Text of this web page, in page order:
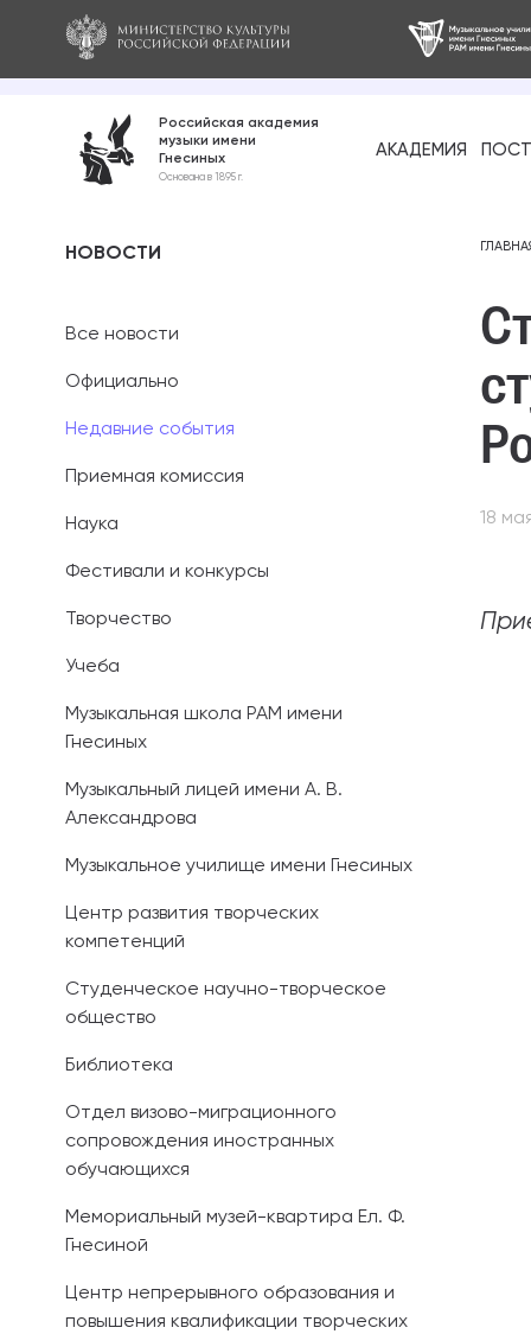
Российская академия
музыки имени
Гнесиных
Основана в 1895 г.
АКАДЕМИЯ
Бакалавриат
Специалитет
Аспирантура
Платные
Контакты
НОВОСТИ
Все новости
Официально
Недавние события
Приемная комиссия
Наука
Фестивали и конкурсы
Творчество
Учеба
Музыкальная школа РАМ имени
Гнесиных
Музыкальный лицей имени А. В.
Александрова
Музыкальное училище имени Гнесиных
Центр развития творческих
компетенций
Студенческое научно-творческое
общество
Библиотека
Отдел визово-миграционного
сопровождения иностранных
обучающихся
Мемориальный музей-квартира Ел. Ф.
Гнесиной
Центр непрерывного образования и
повышения квалификации творческих
18